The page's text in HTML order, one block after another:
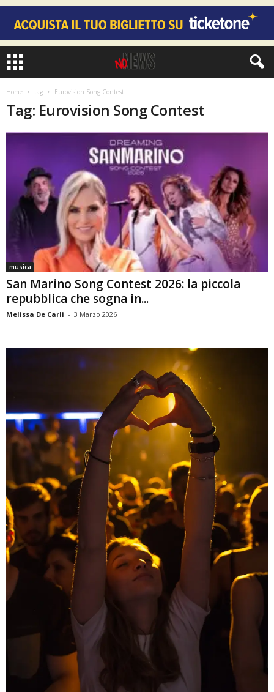
Home tag Eurovision Song Contest
Tag: Eurovision Song Contest
musica
San Marino Song Contest 2026: la piccola
repubblica che sogna in...
Melissa De Carli - 3 Marzo 2026